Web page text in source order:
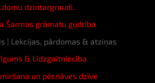
..domu dzintargraudi..
Šarmas grāmatu gudrība
| Lekcijas, pārdomas & atziņas
& Līdzgaitniecība
un pēcnāves dzīve